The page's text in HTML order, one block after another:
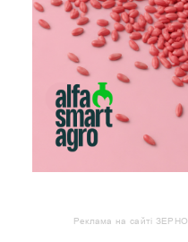
Реклама на сайті ЗЕРНО